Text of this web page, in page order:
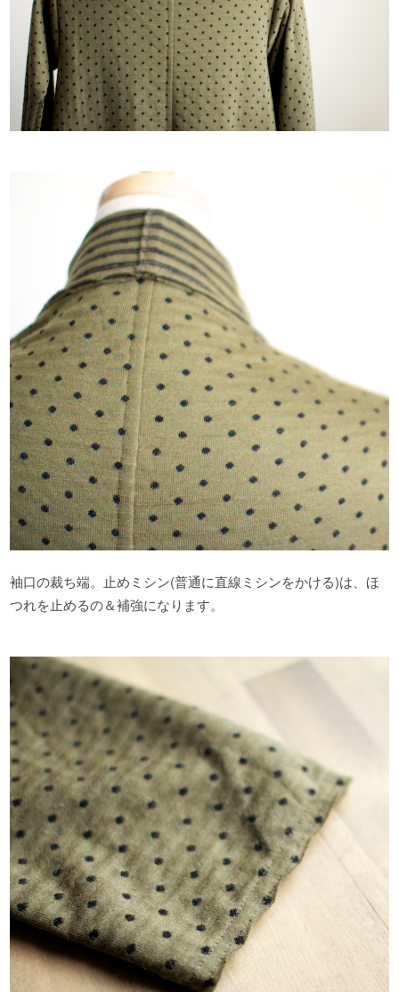
袖口の裁ち端。止めミシン(普通に直線ミシンをかける)は、ほ
つれを止めるの＆補強になります。